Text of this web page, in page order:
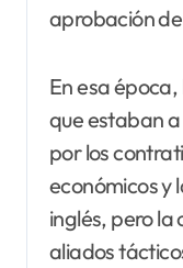
aprobación
En esa
que estaban
por los
económicos y
inglés, pero
aliados